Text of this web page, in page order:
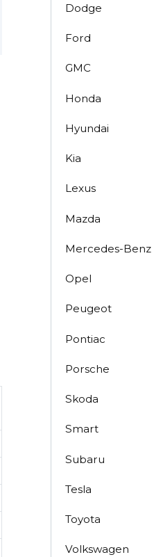
Dodge
Ford
GMC
Honda
Hyundai
Kia
Lexus
Mazda
Mercedes-Benz
Opel
Peugeot
Pontiac
Porsche
Skoda
Smart
Subaru
Tesla
Toyota
Volkswagen